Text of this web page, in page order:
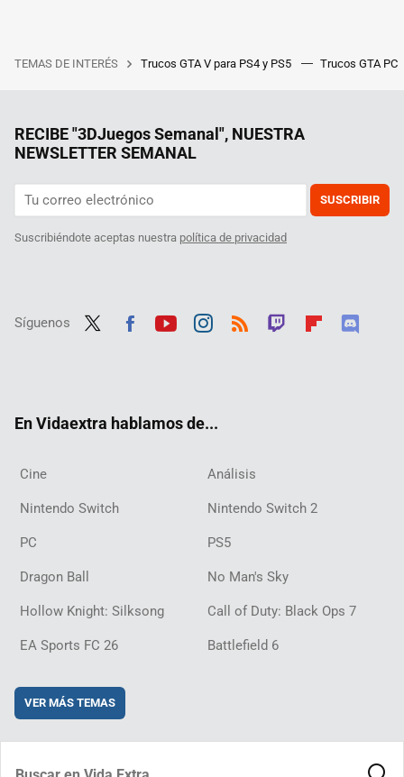
TEMAS DE INTERÉS Trucos GTA V para PS4 y PS5 Trucos GTA PC
RECIBE "3DJuegos Semanal", NUESTRA
NEWSLETTER SEMANAL
SUSCRIBIR
Suscribiéndote aceptas nuestra política de privacidad
Síguenos
En Vidaextra hablamos de...
Cine Análisis
Nintendo Switch Nintendo Switch 2
PC PS5
Dragon Ball No Man's Sky
Hollow Knight: Silksong Call of Duty: Black Ops 7
EA Sports FC 26 Battlefield 6
VER MÁS TEMAS